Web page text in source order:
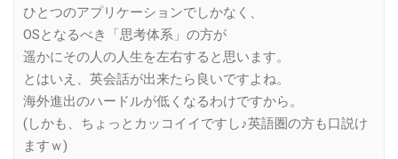
ひとつのアプリケーションでしかなく、
OSとなるべき「思考体系」の方が
遥かにその人の人生を左右すると思います。
とはいえ、英会話が出来たら良いですよね。
海外進出のハードルが低くなるわけですから。
(しかも、ちょっとカッコイイですし♪英語圏の方も口説け
ますｗ)